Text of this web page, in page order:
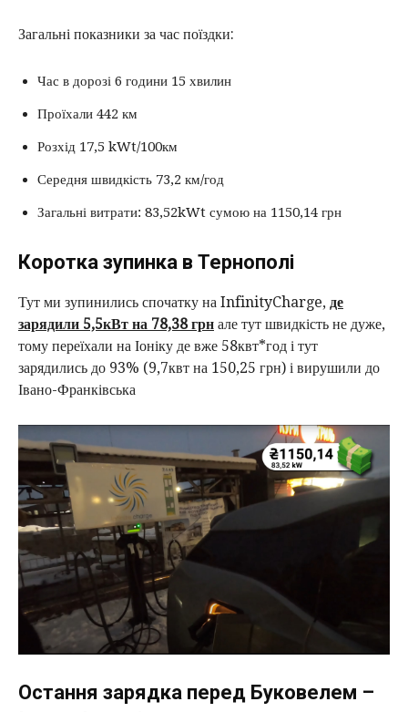
Загальні показники за час поїздки:
Час в дорозі 6 години 15 хвилин
Проїхали 442 км
Розхід 17,5 kWt/100км
Середня швидкість 73,2 км/год
Загальні витрати: 83,52kWt сумою на 1150,14 грн
Коротка зупинка в Тернополі
Тут ми зупинились спочатку на InfinityCharge, де
зарядили 5,5кВт на 78,38 грн але тут швидкість не дуже,
тому переїхали на Іоніку де вже 58квт*год і тут
зарядились до 93% (9,7квт на 150,25 грн) і вирушили до
Івано-Франківська
Остання зарядка перед Буковелем –